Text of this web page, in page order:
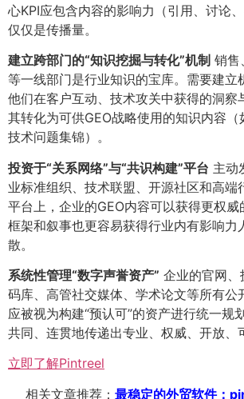
心KPI应包含内容的影响力（引用、讨论
仅仅是传播量。
建立跨部门的“知识挖掘与转化”机制 销售
等一线部门是行业知识的宝库。需要建立
他们在客户互动、技术攻关中获得的洞察
其转化为可供GEO战略使用的知识内容（
技术问题集锦）。
投资于“关系网络”与“共识构建”平台 主动
业标准组织、技术联盟、开源社区和高端
平台上，企业的GEO内容可以获得更权威
框架和叙事也更容易获得行业内有影响力
散。
系统性管理“数字声誉资产”​ 企业的官网
码库、高管社交媒体、学术论文等所有公
应被视为构建“预认可”的资产进行统一规
共同、连贯地传递出专业、权威、开放、
立即了解Pintreel
相关文章推荐： 最稳定的外贸软件：